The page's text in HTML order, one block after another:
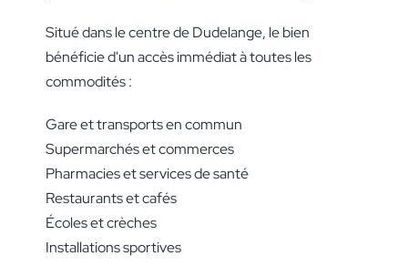
Situé dans le centre de Dudelange, le bien
bénéficie d'un accès immédiat à toutes les
commodités :
Gare et transports en commun
Supermarchés et commerces
Pharmacies et services de santé
Restaurants et cafés
Écoles et crèches
Installations sportives